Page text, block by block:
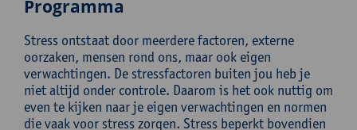
Programma
Stress ontstaat door meerdere factoren, externe
oorzaken, mensen rond ons, maar ook eigen
verwachtingen. De stressfactoren buiten jou heb je
niet altijd onder controle. Daarom is het ook nuttig om
even te kijken naar je eigen verwachtingen en normen
die vaak voor stress zorgen. Stress beperkt bovendien